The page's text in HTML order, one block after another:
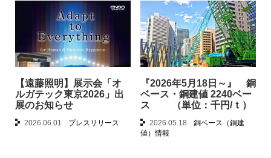
【遠藤照明】展示会「オ
ルガテック東京2026」出
展のお知らせ
2026.06.01 プレスリリース
『2026年5月18日～』 銅
ベース・銅建値 2240ベー
ス （単位：千円/ｔ）
2026.05.18
銅ベース（銅建
値）情報